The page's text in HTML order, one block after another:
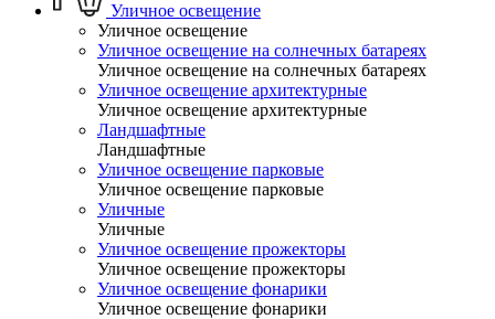
Уличное освещение
Уличное освещение
Уличное освещение на солнечных батареях
Уличное освещение на солнечных батареях
Уличное освещение архитектурные
Уличное освещение архитектурные
Ландшафтные
Ландшафтные
Уличное освещение парковые
Уличное освещение парковые
Уличные
Уличные
Уличное освещение прожекторы
Уличное освещение прожекторы
Уличное освещение фонарики
Уличное освещение фонарики